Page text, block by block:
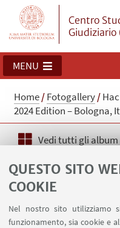
QUESTO SITO
COOKIE
Nel nostro sito utilizziamo
funzionamento, sia cookie e
Centro
Giudiziario
MENU
Home/Fotogallery/
2024 Edition – Bologna,
Vedi tutti gli album
Hackathon
Justice”, 2024
Italia